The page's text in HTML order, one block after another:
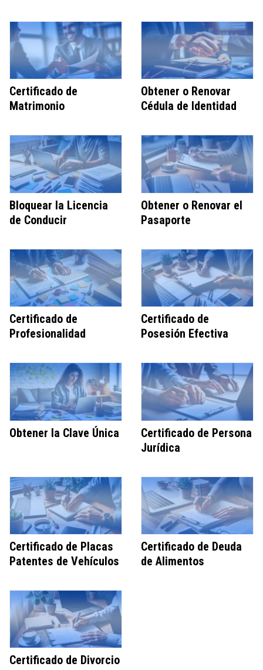
Certificado de
Matrimonio
Obtener o Renovar
Cédula de Identidad
Bloquear la Licencia
de Conducir
Obtener o Renovar el
Pasaporte
Certificado de
Profesionalidad
Certificado de
Posesión Efectiva
Obtener la Clave Única
Certificado de Persona
Jurídica
Certificado de Placas
Patentes de Vehículos
Certificado de Deuda
de Alimentos
Certificado de Divorcio